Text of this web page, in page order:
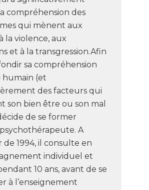
compréhension des
qui mènent aux
la violence, aux
et à la transgression.Afin
sa compréhension
humain (et
des facteurs qui
son bien être ou son mal
de se former
A
1994, il consulte en
individuel et
10 ans, avant de se
à l’enseignement